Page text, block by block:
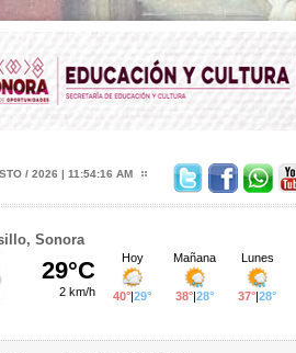
/ 2026 | 11:54:17 AM
Sonora